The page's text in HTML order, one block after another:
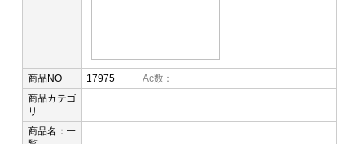
商品NO 17975 Ac数：
商品カテゴ
リ
商品名：一